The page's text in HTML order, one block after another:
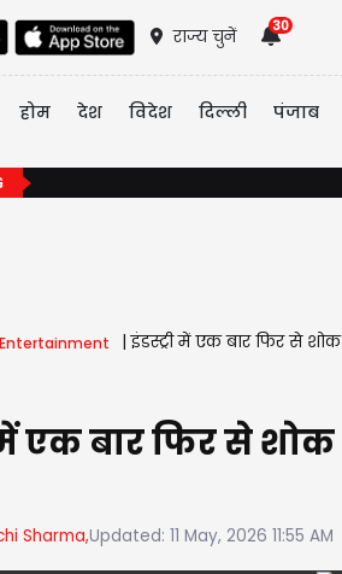
राज्य चुनें
30
होम देश विदेश दिल्ली पंजाब
Entertainment |इंडस्ट्री में एक बार फिर से
में एक बार फिर से
Sharma,Updated: 11 May, 2026 11:55 AM